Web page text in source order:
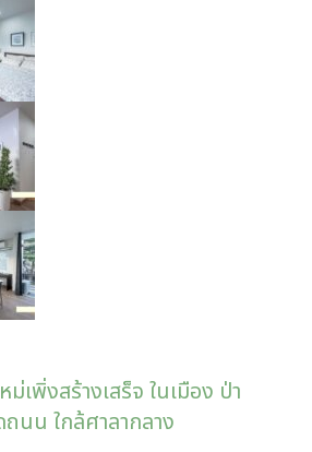
ม่เพิ่งสร้างเสร็จ ในเมือง ป่า
นน ใกล้ศาลากลาง